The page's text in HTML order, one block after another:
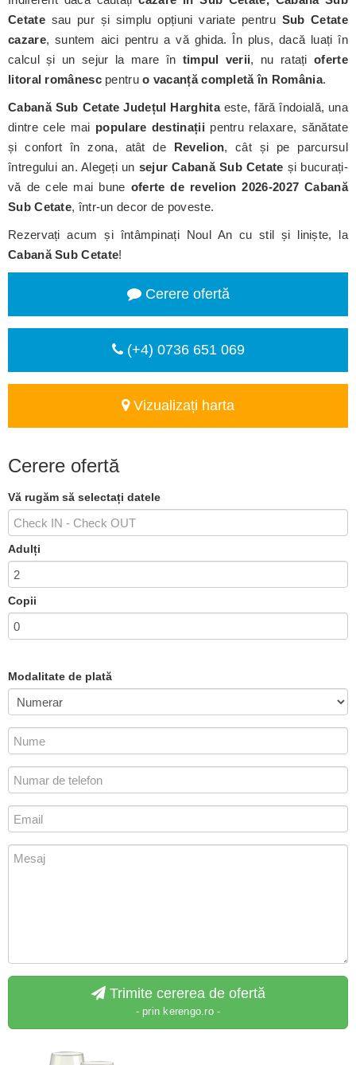
Cetatesau pur și simplu opțiuni variate pentru Sub Cetate
cazare, suntem aici pentru a vă ghida. În plus, dacă luați în
calcul și un sejur la mare în timpul verii, nu ratațioferte
litoral românescpentruo vacanță completă în România.
Cabană Sub Cetate Județul Harghitaeste, fără îndoială, una
dintre cele mai populare destinații pentru relaxare, sănătate
și confort în zona, atât de
Revelion, cât și pe parcursul
întregului an. Alegeți un sejur Cabană Sub Cetate și bucurați-
vă de cele mai bune oferte de revelion 2026-2027 Cabană
Sub Cetate, într-un decor de poveste.
Rezervați acum și întâmpinați Noul An cu stil și liniște, la
Cabană Sub Cetate!
Cerere ofertă
(+4) 0736 651 069
Vizualizați harta
Cerere ofertă
Vă rugăm să selectați datele
Adulți
Copii
Modalitate de plată
Trimite cererea de ofertă
- prin kerengo.ro -